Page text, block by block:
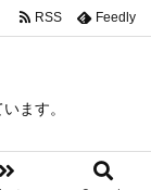
ます。
RSS Feedly